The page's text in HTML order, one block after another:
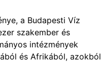
a Budapesti Víz
szakember és
intézmények
és Afrikából, azokból